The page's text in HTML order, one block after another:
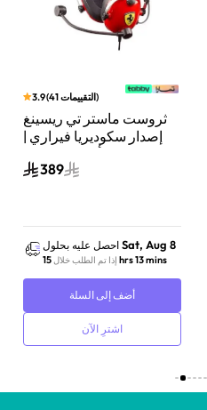
3.9(41التقييمات)
ثروست ماستر تي ريسينغ
إصدار سكوديريا فيراري |
سماعة ألعاب سلكية |
تصميم رسمي من فيراري،
389
احصل عليه بحلول Sat, Aug 8
إذا تم الطلب خلال 15 hrs 13 mins
أضف إلى السلة
اشترِ الآن